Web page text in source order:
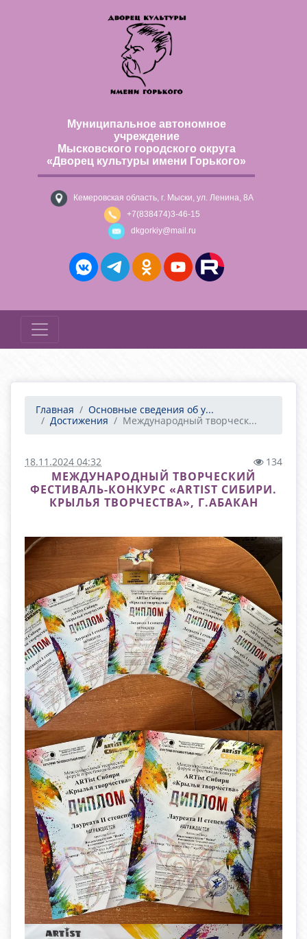
Муниципальное автономное
учреждение
Мысковского городского округа
«Дворец культуры имени Горького»
Кемеровская область, г. Мыски, ул. Ленина, 8А
+7(838474)3-46-15
dkgorkiy@mail.ru
Главная
Основные сведения об у...
Достижения
Международный творческ...
18.11.2024 04:32 134
МЕЖДУНАРОДНЫЙ ТВОРЧЕСКИЙ
ФЕСТИВАЛЬ-КОНКУРС «ARTIST СИБИРИ.
КРЫЛЬЯ ТВОРЧЕСТВА», Г.АБАКАН